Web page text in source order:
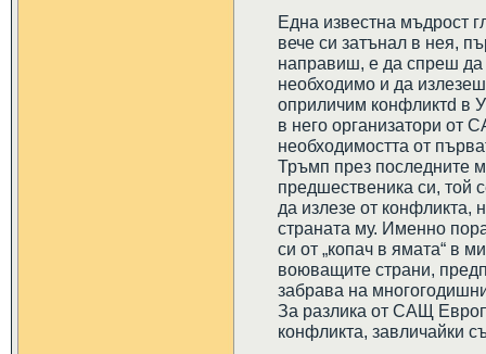
Една известна мъдрост
вече си затънал в нея,
направиш, е да спреш
необходимо и да
оприличим конфликтd в
в него организатори от
необходимостта от
Тръмп през последните
предшественика си, той
да излезе от конфликта,
страната му. Именно
си от „копач в ямата“ в
воюващите страни,
забрава на
За разлика от САЩ
конфликта, завличайки